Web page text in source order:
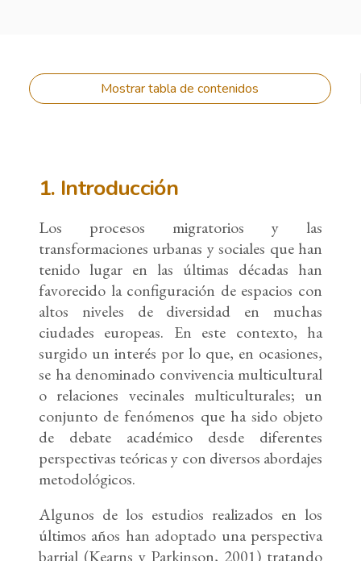
Mostrar tabla de contenidos
1. Introducción
Los procesos migratorios y las
transformaciones urbanas y sociales que han
tenido lugar en las últimas décadas han
favorecido la configuración de espacios con
altos niveles de diversidad en muchas
ciudades europeas. En este contexto, ha
surgido un interés por lo que, en ocasiones,
se ha denominado convivencia multicultural
o relaciones vecinales multiculturales; un
conjunto de fenómenos que ha sido objeto
de debate académico desde diferentes
perspectivas teóricas y con diversos abordajes
metodológicos.
Algunos de los estudios realizados en los
últimos años han adoptado una perspectiva
barrial (Kearns y Parkinson, 2001) tratando